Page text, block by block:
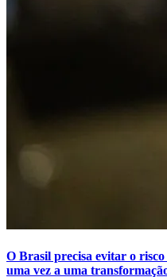
O Brasil precisa evitar o
uma vez a uma